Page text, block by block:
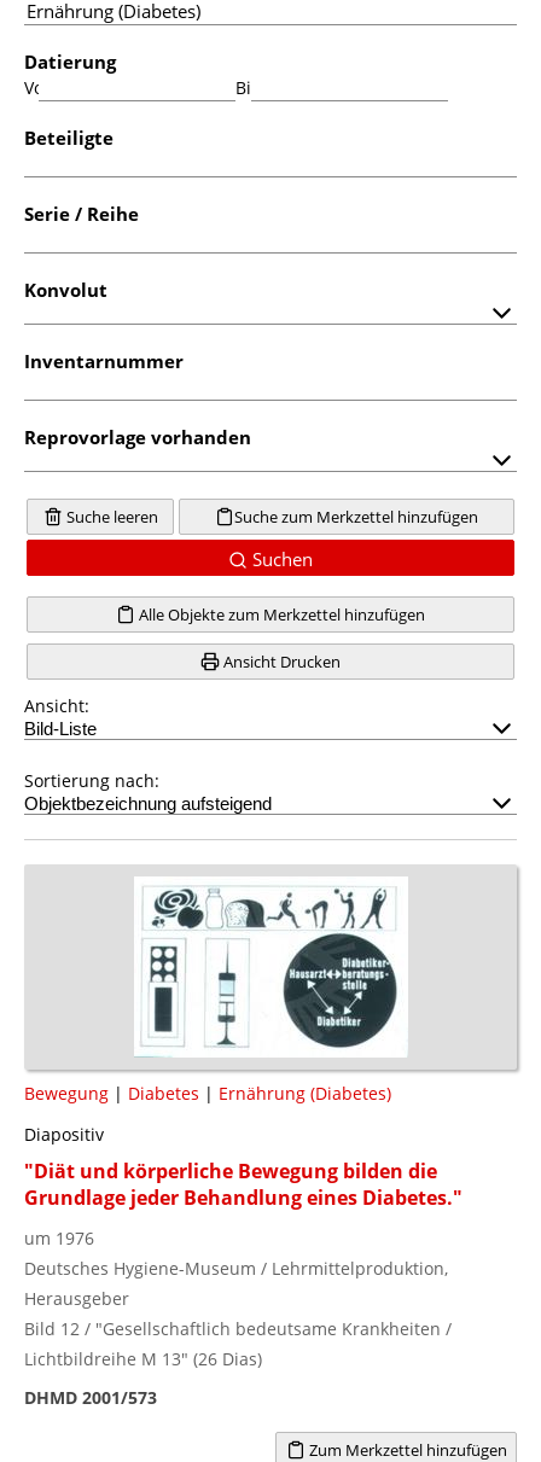
Datierung
Von: Bis:
Beteiligte
Serie / Reihe
Konvolut
Inventarnummer
Reprovorlage vorhanden
Suche leeren Suche zum Merkzettel hinzufügen
Suchen
Alle Objekte zum Merkzettel hinzufügen
Ansicht Drucken
Ansicht:
Sortierung nach:
Bewegung | Diabetes | Ernährung (Diabetes)
Diapositiv
"Diät und körperliche Bewegung bilden die
Grundlage jeder Behandlung eines Diabetes."
um 1976
Deutsches Hygiene-Museum / Lehrmittelproduktion,
Herausgeber
Bild 12 / "Gesellschaftlich bedeutsame Krankheiten /
Lichtbildreihe M 13" (26 Dias)
DHMD 2001/573
Zum Merkzettel hinzufügen